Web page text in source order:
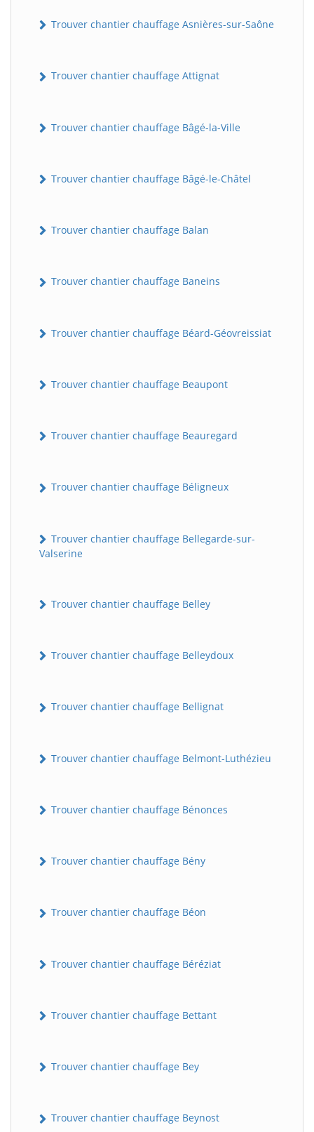
Trouver chantier chauffage Asnières-sur-Saône
Trouver chantier chauffage Attignat
Trouver chantier chauffage Bâgé-la-Ville
Trouver chantier chauffage Bâgé-le-Châtel
Trouver chantier chauffage Balan
Trouver chantier chauffage Baneins
Trouver chantier chauffage Béard-Géovreissiat
Trouver chantier chauffage Beaupont
Trouver chantier chauffage Beauregard
Trouver chantier chauffage Béligneux
Trouver chantier chauffage Bellegarde-sur-
Valserine
Trouver chantier chauffage Belley
Trouver chantier chauffage Belleydoux
Trouver chantier chauffage Bellignat
Trouver chantier chauffage Belmont-Luthézieu
Trouver chantier chauffage Bénonces
Trouver chantier chauffage Bény
Trouver chantier chauffage Béon
Trouver chantier chauffage Béréziat
Trouver chantier chauffage Bettant
Trouver chantier chauffage Bey
Trouver chantier chauffage Beynost